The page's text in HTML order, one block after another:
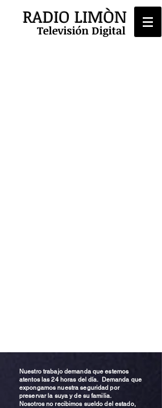
RADIO LIMÒN
Televisión Digital
Nuestro trabajo demanda que estemos
atentos las 24 horas del día. Demanda que
expongamos nuestra seguridad por
preservar la suya y de su familia.
Nosotros no recibimos sueldo del estado,